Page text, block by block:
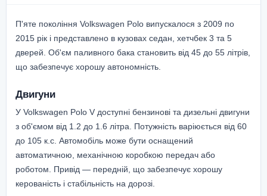
П'яте покоління Volkswagen Polo випускалося з 2009 по
2015 рік і представлено в кузовах седан, хетчбек 3 та 5
дверей. Об'єм паливного бака становить від 45 до 55 літрів,
що забезпечує хорошу автономність.
Двигуни
У Volkswagen Polo V доступні бензинові та дизельні двигуни
з об'ємом від 1.2 до 1.6 літра. Потужність варіюється від 60
до 105 к.с. Автомобіль може бути оснащений
автоматичною, механічною коробкою передач або
роботом. Привід — передній, що забезпечує хорошу
керованість і стабільність на дорозі.